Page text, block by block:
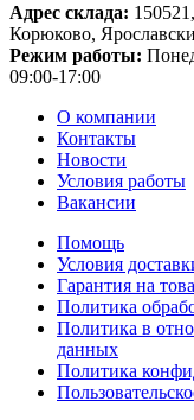
Адрес склада:
Корюково,
Режим работы:
09:00-17:00
О компании
Контакты
Новости
Условия работы
Вакансии
Помощь
Условия
Гарантия на
Политика
Политика в
данных
Политика